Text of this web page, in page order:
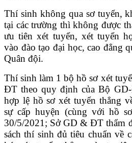
Thí sinh không qua sơ tuyển,
tại các trường thì không được
ưu tiên xét tuyển, xét tuyển
vào đào tạo đại học, cao đẳng
Quân đội.
Thí sinh làm 1 bộ hồ sơ xét
ĐT theo quy định của Bộ
hợp lệ hồ sơ xét tuyển thẳng
sự cấp huyện (cùng với hồ
30/5/2021; Sở GD & ĐT thẩm
sách thí sinh đủ tiêu chuẩn về